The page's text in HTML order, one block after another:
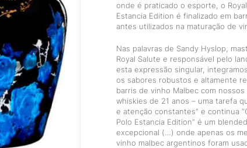
onde é praticado o esporte, o
Estancia Edition é finalizado em
antes utilizados na maturação de
Nas palavras de Sandy Hyslop,
Royal Salute e responsável pelo
esta expressão singular,
os sabores robustos e altamente
barris de vinho Malbec com nossos
whiskies de 21 anos – uma tarefa
e atenção constantes” e continua
Polo Estancia Edition” é um
excepcional (…) onde apenas os
vinho malbec argentinos foram